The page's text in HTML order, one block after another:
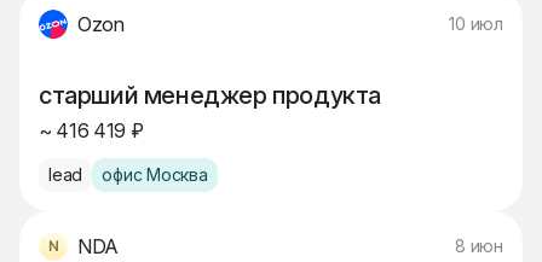
Ozon 10 июл
старший менеджер продукта
~ 416 419 ₽
lead офис Москва
NDA 8 июн